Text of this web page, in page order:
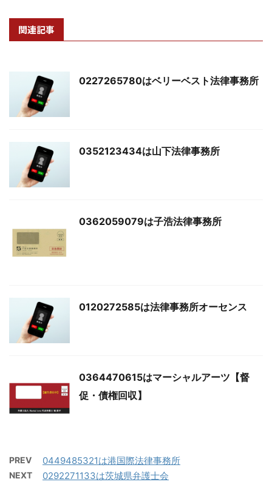
関連記事
0227265780はベリーベスト法律事務所
0352123434は山下法律事務所
0362059079は子浩法律事務所
0120272585は法律事務所オーセンス
0364470615はマーシャルアーツ【督
促・債権回収】
PREV 0449485321は港国際法律事務所
NEXT 0292271133は茨城県弁護士会